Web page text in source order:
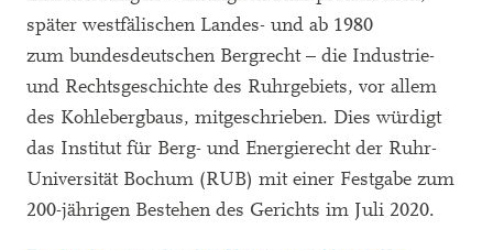
später westfälischen Landes- und ab 1980
zum bundesdeutschen Bergrecht – die Industrie-
und Rechtsgeschichte des Ruhrgebiets, vor allem
des Kohlebergbaus, mitgeschrieben. Dies würdigt
das Institut für Berg- und Energierecht der Ruhr-
Universität Bochum (RUB) mit einer Festgabe zum
200-jährigen Bestehen des Gerichts im Juli 2020.